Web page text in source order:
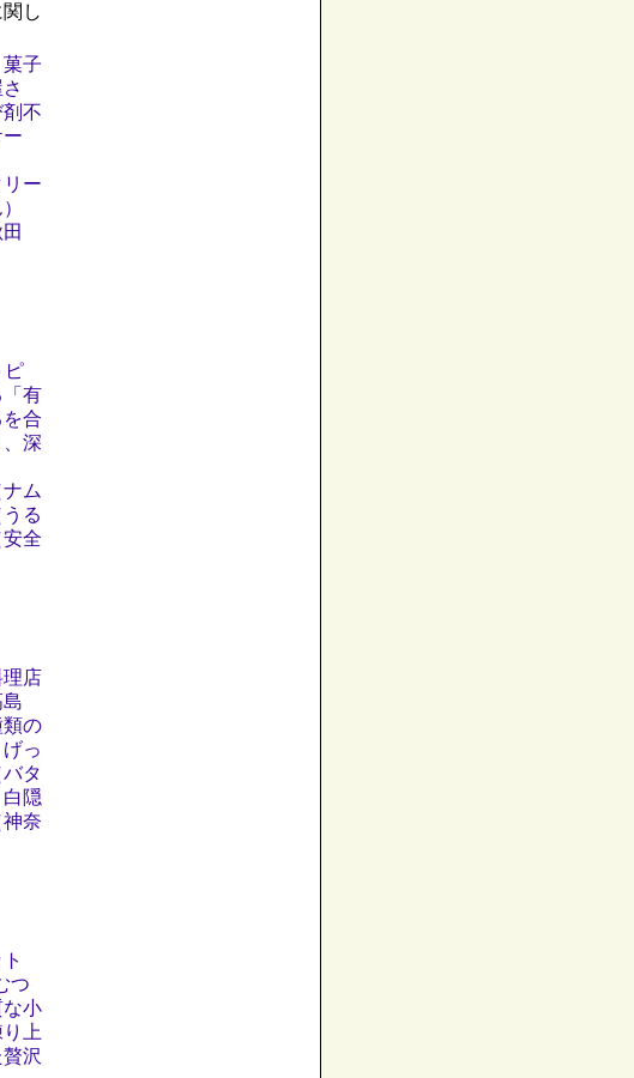
し
子
不
ー
ピ
有
合
深
ム
る
全
理店
の
っ
タ
隠
奈
つ
小
上
沢